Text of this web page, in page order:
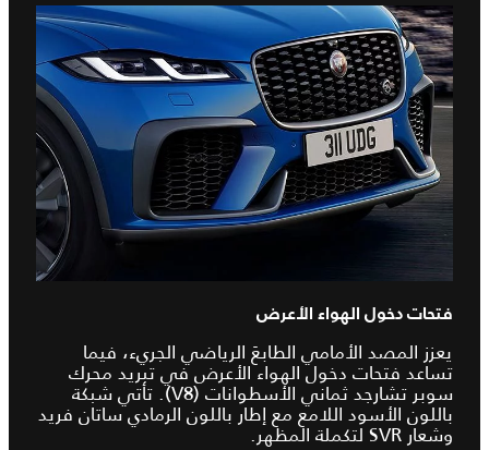
فتحات دخول الهواء الأعرض
يعزز المصد الأمامي الطابعَ الرياضي الجريء، فيما
تساعد فتحات دخول الهواء الأعرض في تبريد محرك
سوبر تشارجد ثماني الأسطوانات (V8). تأتي شبكة
باللون الأسود اللامع مع إطار باللون الرمادي ساتان فريد
وشعار SVR لتكملة المظهر.